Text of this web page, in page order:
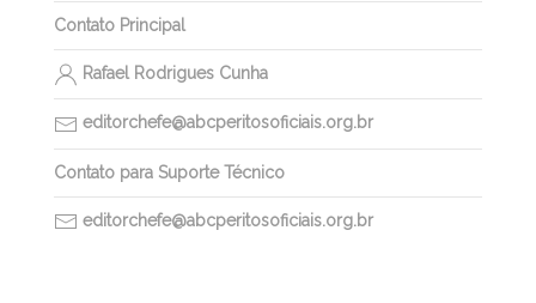
Contato Principal
Rafael Rodrigues Cunha
editorchefe@abcperitosoficiais.org.br
Contato para Suporte Técnico
editorchefe@abcperitosoficiais.org.br